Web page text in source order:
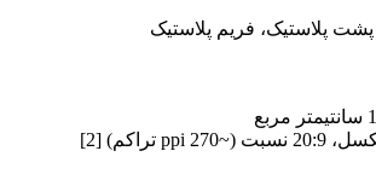
پلاستیک، فریم پلاستیک